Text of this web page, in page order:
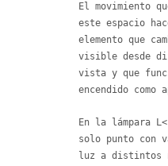
El movimiento
este espacio
elemento que
visible desde
vista y que
encendido como
En la lámpara
solo punto con
luz a distintos